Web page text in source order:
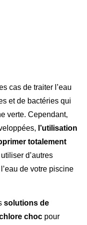
cas de traiter l’eau
et de bactéries qui
verte. Cependant,
l’utilisation
totalement
d’autres
de votre piscine
solutions de
choc pour